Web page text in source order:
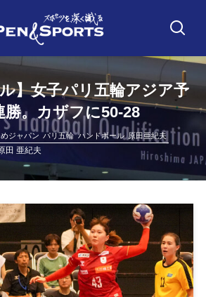
】女子パリ五輪アジア予
勝。カザフに50-28
ジャパン パリ五輪 ハンドボール 原田亜紀夫
田 亜紀夫